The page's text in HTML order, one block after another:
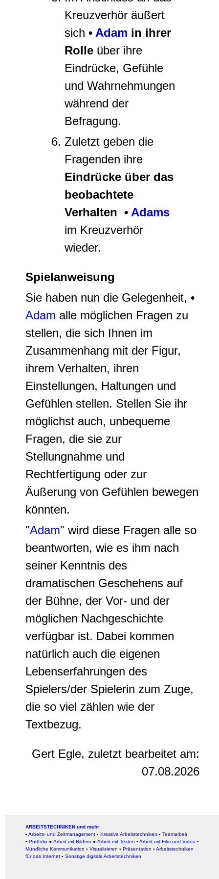
Kreuzverhör äußert
sich • Adam in ihrer
Rolle über ihre
Eindrücke, Gefühle
und Wahrnehmungen
während der
Befragung.
Zuletzt geben die
Fragenden ihre
Eindrücke über das
beobachtete
Verhalten • Adams
im Kreuzverhör
wieder.
Spielanweisung
Sie haben nun die Gelegenheit, •
Adam alle möglichen Fragen zu
stellen, die sich Ihnen im
Zusammenhang mit der Figur,
ihrem Verhalten, ihren
Einstellungen, Haltungen und
Gefühlen stellen. Stellen Sie ihr
möglichst auch, unbequeme
Fragen, die sie zur
Stellungnahme und
Rechtfertigung oder zur
Äußerung von Gefühlen bewegen
könnten.
"Adam" wird diese Fragen alle so
beantworten, wie es ihm nach
seiner Kenntnis des
dramatischen Geschehens auf
der Bühne, der Vor- und der
möglichen Nachgeschichte
verfügbar ist. Dabei kommen
natürlich auch die eigenen
Lebenserfahrungen des
Spielers/der Spielerin zum Zuge,
die so viel zählen wie der
Textbezug.
Gert Egle, zuletzt bearbeitet am:
07.08.2026
ARBEITSTECHNIKEN und mehr
▪ Arbeits- und Zeitmanagement ▪ Kreative Arbeitstechniken ▪ Teamarbeit
▪ Portfolio ● Arbeit mit Bildern ● Arbeit mit Texten ▪ Arbeit mit Film und Video ▪
Mündliche Kommunikation ▪ Visualisieren ▪ Präsentation ▪ Arbeitstechniken
für das Internet ▪ Sonstige digitale Arbeitstechniken